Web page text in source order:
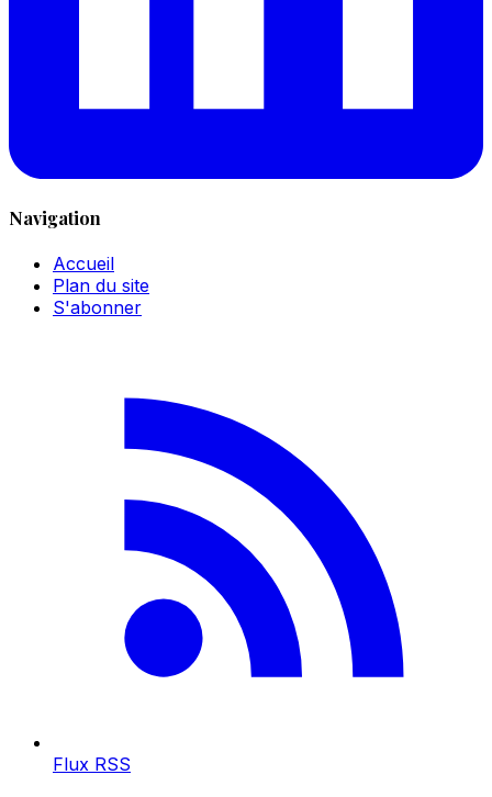
Navigation
Accueil
Plan du site
S'abonner
Flux RSS